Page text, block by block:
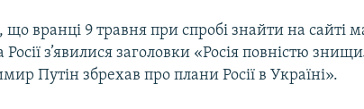
що вранці 9 травня при спробі знайти на сайті
з’явилися заголовки «Росія повністю
Путін збрехав про плани Росії в Україні».